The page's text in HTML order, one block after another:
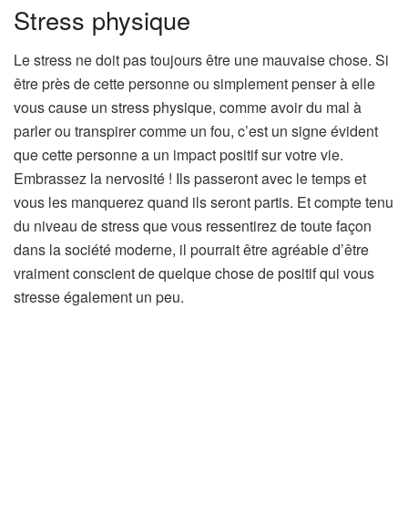
Stress physique
Le stress ne doit pas toujours être une mauvaise chose. Si
être près de cette personne ou simplement penser à elle
vous cause un stress physique, comme avoir du mal à
parler ou transpirer comme un fou, c’est un signe évident
que cette personne a un impact positif sur votre vie.
Embrassez la nervosité ! Ils passeront avec le temps et
vous les manquerez quand ils seront partis. Et compte tenu
du niveau de stress que vous ressentirez de toute façon
dans la société moderne, il pourrait être agréable d’être
vraiment conscient de quelque chose de positif qui vous
stresse également un peu.